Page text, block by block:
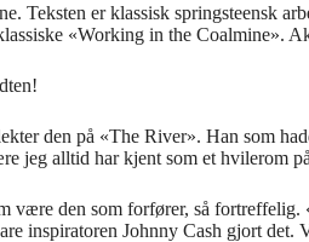
er klassisk springsteensk
«Working in the
den på «The River». Han som
jeg alltid har kjent som et hvilerom
være den som forfører, så fortreffelig.
inspiratoren Johnny Cash gjort